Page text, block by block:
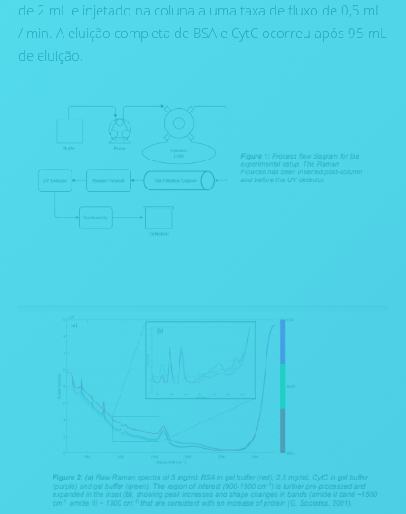
de 2 mL e injetado na coluna a uma taxa de fluxo de 0,5 mL
/ min. A eluição completa de BSA e CytC ocorreu após 95 mL
de eluição.